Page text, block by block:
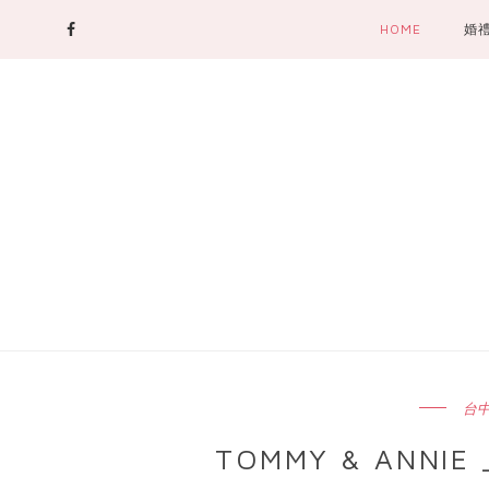
HOME 婚
台
TOMMY & ANNIE